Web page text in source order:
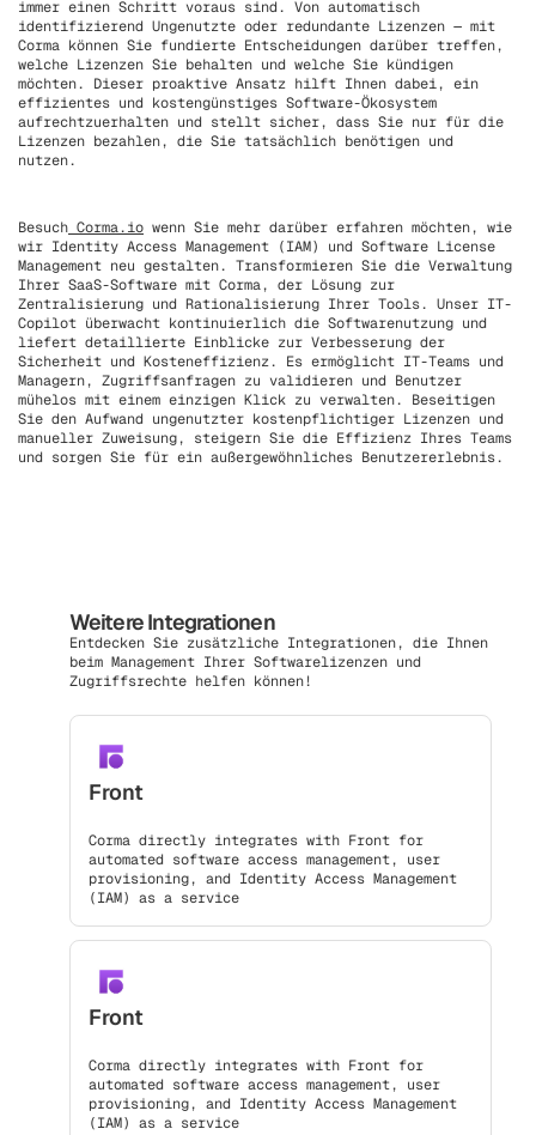
immer einen Schritt voraus sind. Von automatisch
identifizierend Ungenutzte oder redundante Lizenzen — mit
Corma können Sie fundierte Entscheidungen darüber treffen,
welche Lizenzen Sie behalten und welche Sie kündigen
möchten. Dieser proaktive Ansatz hilft Ihnen dabei, ein
effizientes und kostengünstiges Software-Ökosystem
aufrechtzuerhalten und stellt sicher, dass Sie nur für die
Lizenzen bezahlen, die Sie tatsächlich benötigen und
nutzen.
Besuch Corma.io wenn Sie mehr darüber erfahren möchten, wie
wir Identity Access Management (IAM) und Software License
Management neu gestalten. Transformieren Sie die Verwaltung
Ihrer SaaS-Software mit Corma, der Lösung zur
Zentralisierung und Rationalisierung Ihrer Tools. Unser IT-
Copilot überwacht kontinuierlich die Softwarenutzung und
liefert detaillierte Einblicke zur Verbesserung der
Sicherheit und Kosteneffizienz. Es ermöglicht IT-Teams und
Managern, Zugriffsanfragen zu validieren und Benutzer
mühelos mit einem einzigen Klick zu verwalten. Beseitigen
Sie den Aufwand ungenutzter kostenpflichtiger Lizenzen und
manueller Zuweisung, steigern Sie die Effizienz Ihres Teams
und sorgen Sie für ein außergewöhnliches Benutzererlebnis.
Weitere Integrationen
Entdecken Sie zusätzliche Integrationen, die Ihnen
beim Management Ihrer Softwarelizenzen und
Zugriffsrechte helfen können!
Front
Corma directly integrates with Front for
automated software access management, user
provisioning, and Identity Access Management
(IAM) as a service
Front
Corma directly integrates with Front for
automated software access management, user
provisioning, and Identity Access Management
(IAM) as a service